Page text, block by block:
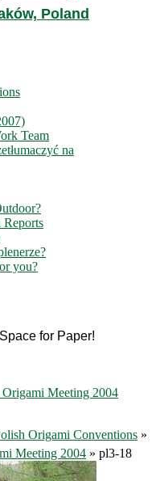
Poland
Team
na
Reports
you?
for Paper!
Meeting 2004
Origami Conventions »
Meeting 2004 » pl3-18